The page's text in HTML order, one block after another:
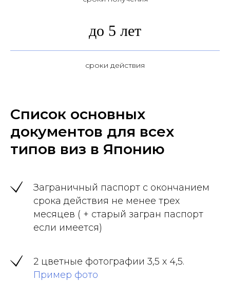
до 5 лет
сроки действия
Список основных
документов для всех
типов виз в Японию
Заграничный паспорт с окончанием
срока действия не менее трех
месяцев ( + старый загран паспорт
если имеется)
2 цветные фотографии 3,5 х 4,5.
Пример фото